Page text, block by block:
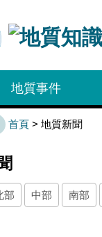
地質事件
首頁> 地質新聞
部 中部 南部